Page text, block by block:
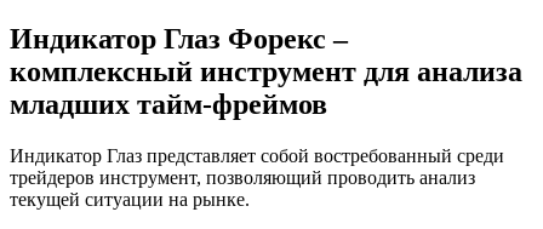
Индикатор Глаз Форекс –
комплексный инструмент для анализа
младших тайм-фреймов
Индикатор Глаз представляет собой востребованный среди
трейдеров инструмент, позволяющий проводить анализ
текущей ситуации на рынке.